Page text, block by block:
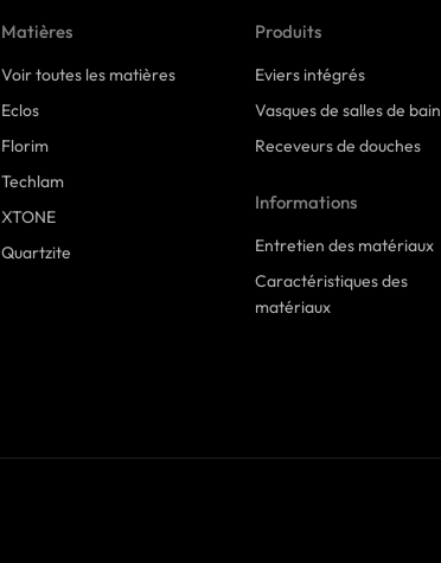
Matières
Voir toutes les matières
Eclos
Florim
Techlam
XTONE
Quartzite
Produits
Eviers intégrés
Vasques de salles de bain
Receveurs de douches
Informations
Entretien des matériaux
Caractéristiques des
matériaux